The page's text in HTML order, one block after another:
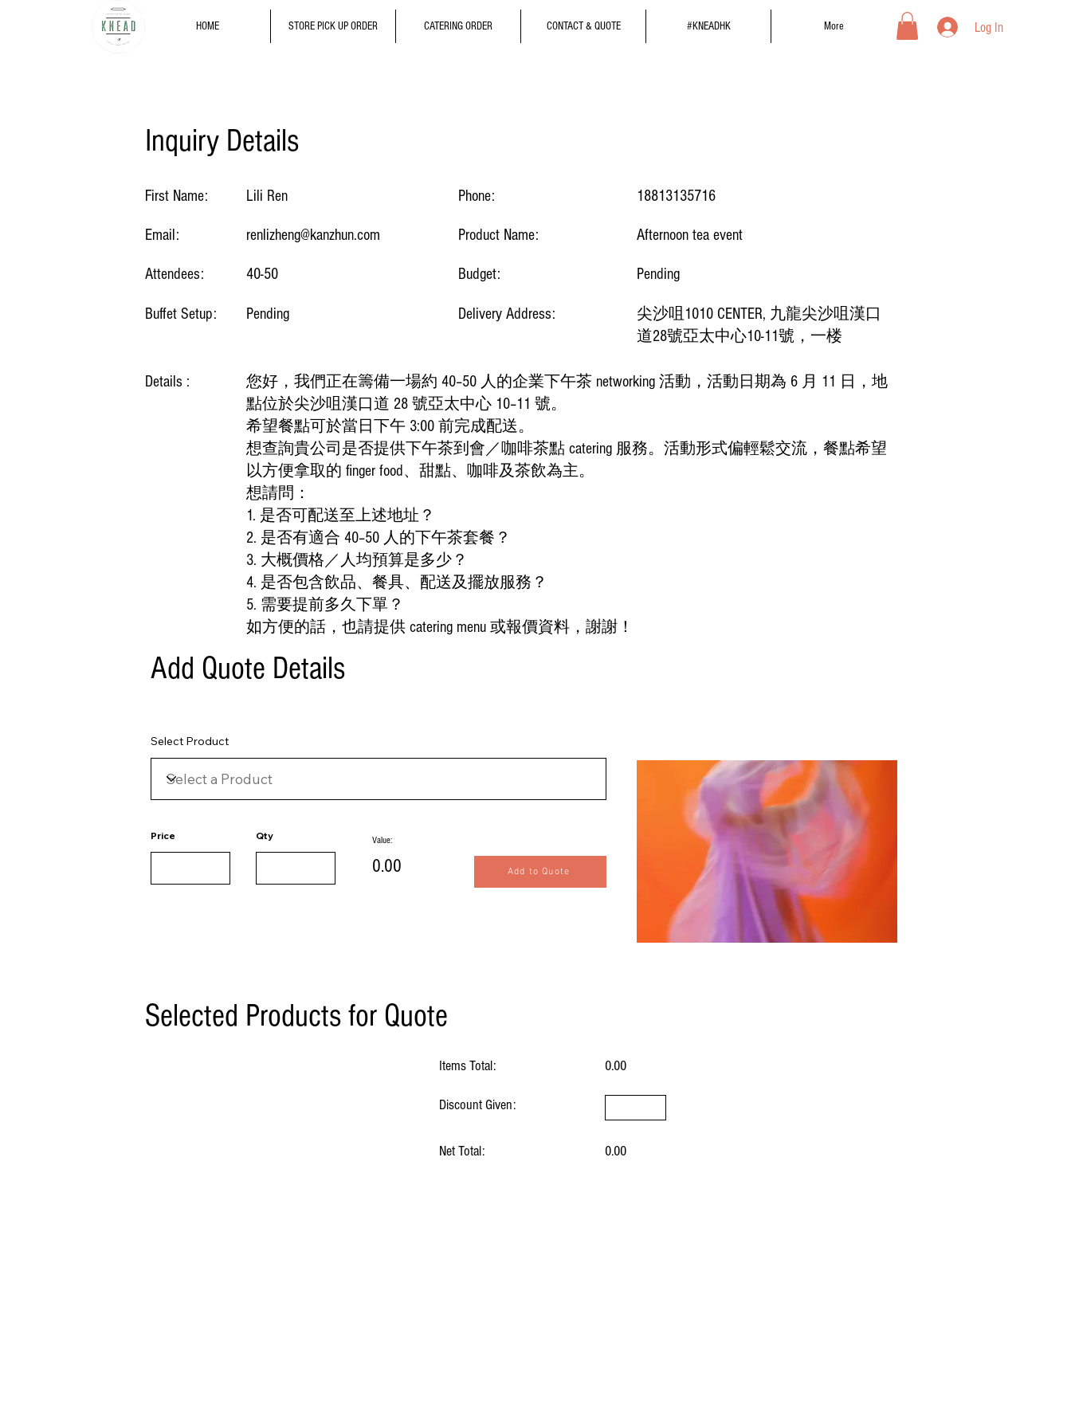
HOME STORE PICK UP ORDER CATERING ORDER CONTACT & QUOTE #KNEADHK More Log In
Inquiry Details
First Name:
Email:
Attendees:
Buffet Setup:
Details :
Lili Ren
renlizheng@kanzhun.com
40-50
Pending
Phone:
Product Name:
Budget:
Delivery Address:
18813135716
Afternoon tea event
Pending
尖沙咀1010 CENTER, 九龍尖沙咀漢口
道28號亞太中心10-11號，一楼
您好，我們正在籌備一場約 40–50 人的企業下午茶 networking 活動，活動日期為 6 月 11 日，地
點位於尖沙咀漢口道 28 號亞太中心 10–11 號。
希望餐點可於當日下午 3:00 前完成配送。
想查詢貴公司是否提供下午茶到會／咖啡茶點 catering 服務。活動形式偏輕鬆交流，餐點希望
以方便拿取的 finger food、甜點、咖啡及茶飲為主。
想請問：
1. 是否可配送至上述地址？
2. 是否有適合 40–50 人的下午茶套餐？
3. 大概價格／人均預算是多少？
4. 是否包含飲品、餐具、配送及擺放服務？
5. 需要提前多久下單？
如方便的話，也請提供 catering menu 或報價資料，謝謝！
Add Quote Details
Select Product
Price Qty Value:
0.00 Add to Quote
Selected Products for Quote
Items Total:
Discount Given:
Net Total:
0.00
0.00